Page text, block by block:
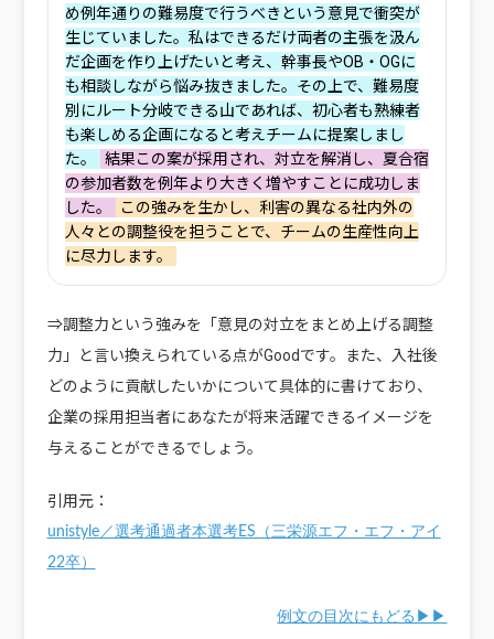
め例年通りの難易度で行うべきという意見で衝突が
生じていました。私はできるだけ両者の主張を汲ん
だ企画を作り上げたいと考え、幹事長やOB・OGに
も相談しながら悩み抜きました。その上で、難易度
別にルート分岐できる山であれば、初心者も熟練者
も楽しめる企画になると考えチームに提案しまし
た。
結果この案が採用され、対立を解消し、夏合宿
の参加者数を例年より大きく増やすことに成功しま
した。
この強みを生かし、利害の異なる社内外の
人々との調整役を担うことで、チームの生産性向上
に尽力します。
⇒調整力という強みを「意見の対立をまとめ上げる調整
力」と言い換えられている点がGoodです。また、入社後
どのように貢献したいかについて具体的に書けており、
企業の採用担当者にあなたが将来活躍できるイメージを
与えることができるでしょう。
引用元：
unistyle／選考通過者本選考ES（三栄源エフ・エフ・アイ
22卒）
例文の目次にもどる▶▶